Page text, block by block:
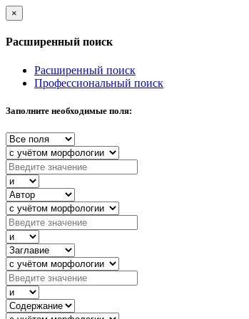
×
Расширенный поиск
Расширенный поиск
Профессиональный поиск
Заполните необходимые поля: